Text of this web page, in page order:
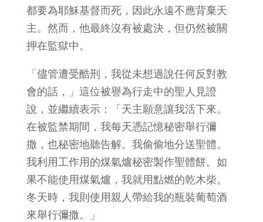
都要為耶穌基督而死，因此永遠不應背棄天
主。然而，他最終沒有被處決，但仍然被關
押在監獄中。
「儘管遭受酷刑，我從未想過說任何反對教
會的話，」這位被譽為行走中的聖人見證
說，並繼續表示：「天主願意讓我活下來。
在被監禁期間，我每天憑記憶秘密舉行彌
撒，也秘密地聽告解。我偷偷地分送聖體。
我利用工作用的煤氣爐秘密製作聖體餅。如
果不能使用煤氣爐，我就用點燃的乾木柴。
冬天時，我則使用親人帶給我的瓶裝葡萄酒
來舉行彌撒。」